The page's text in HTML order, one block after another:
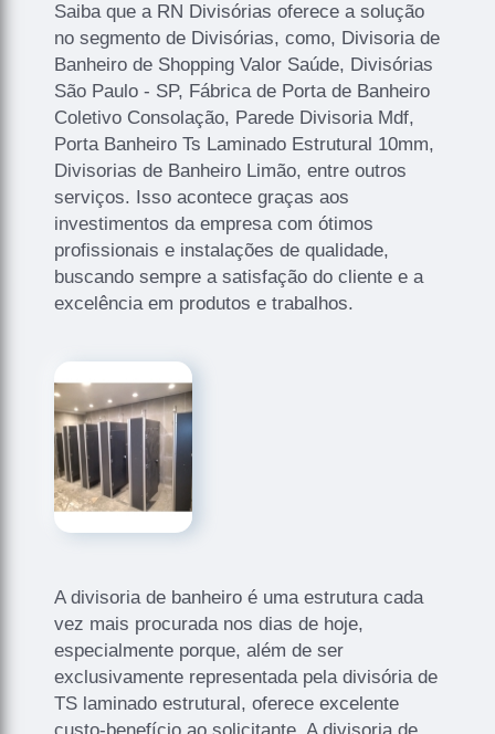
Saiba que a RN Divisórias oferece a solução
no segmento de Divisórias, como, Divisoria de
Banheiro de Shopping Valor Saúde, Divisórias
São Paulo - SP, Fábrica de Porta de Banheiro
Coletivo Consolação, Parede Divisoria Mdf,
Porta Banheiro Ts Laminado Estrutural 10mm,
Divisorias de Banheiro Limão, entre outros
serviços. Isso acontece graças aos
investimentos da empresa com ótimos
profissionais e instalações de qualidade,
buscando sempre a satisfação do cliente e a
excelência em produtos e trabalhos.
A divisoria de banheiro é uma estrutura cada
vez mais procurada nos dias de hoje,
especialmente porque, além de ser
exclusivamente representada pela divisória de
TS laminado estrutural, oferece excelente